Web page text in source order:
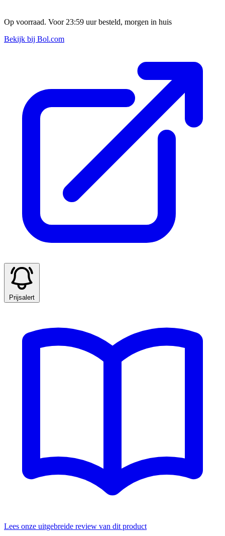
Op voorraad. Voor 23:59 uur besteld, morgen in huis
Bekijk bij Bol.com
Prijsalert
Lees onze uitgebreide review van dit product